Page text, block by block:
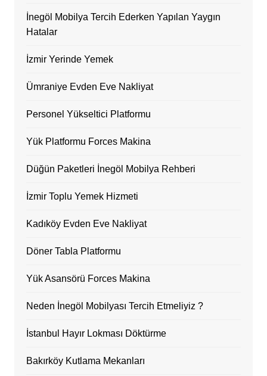
İnegöl Mobilya Tercih Ederken Yapılan Yaygın
Hatalar
İzmir Yerinde Yemek
Ümraniye Evden Eve Nakliyat
Personel Yükseltici Platformu
Yük Platformu Forces Makina
Düğün Paketleri İnegöl Mobilya Rehberi
İzmir Toplu Yemek Hizmeti
Kadıköy Evden Eve Nakliyat
Döner Tabla Platformu
Yük Asansörü Forces Makina
Neden İnegöl Mobilyası Tercih Etmeliyiz ?
İstanbul Hayır Lokması Döktürme
Bakırköy Kutlama Mekanları